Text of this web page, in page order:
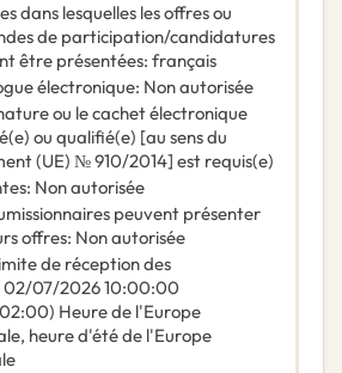
dans lesquelles les offres ou
de participation/candidatures
être présentées: français
électronique: Non autorisée
ou le cachet électronique
ou qualifié(e) [au sens du
(UE) № 910/2014] est requis(e)
: Non autorisée
peuvent présenter
offres: Non autorisée
de réception des
02/07/202610:00:00
Heure de l'Europe
heure d'été de l'Europe